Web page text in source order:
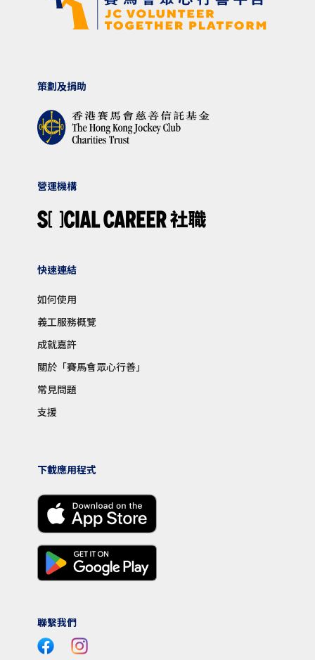
策劃及捐助
營運機構
快速連結
如何使用
義工服務概覽
成就嘉許
關於「賽馬會眾心行善」
常見問題
支援
下載應用程式
聯繫我們